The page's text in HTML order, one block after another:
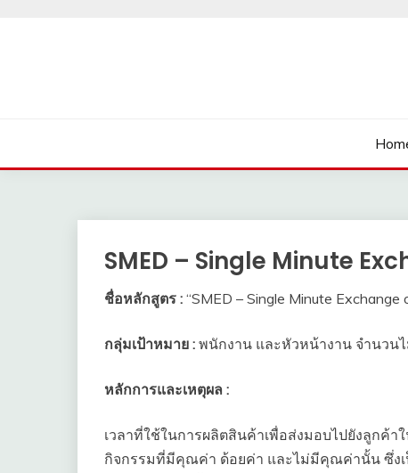
SMED – Single Minute
ชื่อหลักสูตร : “SMED – Single Minute Exchange
กลุ่มเป้าหมาย : พนักงาน และหัวหน้างาน จำนวน
หลักการและเหตุผล :
เวลาที่ใช้ในการผลิตสินค้าเพื่อส่งมอบไปยังลูกค้
กิจกรรมที่มีคุณค่า ด้อยค่า และไม่มีคุณค่านั้น ซึ่ง